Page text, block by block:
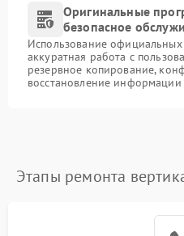
Оригинальные
безопасное
Использование
аккуратная работа с
резервное копирование,
восстановление
Этапы ремонта